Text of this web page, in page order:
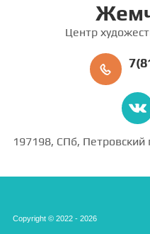
Центр
197198, СПб, Петровский
Copyright © 2022 - 2026